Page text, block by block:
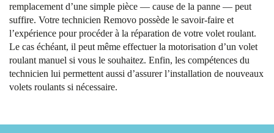
remplacement d’une simple pièce — cause de la panne — peut
suffire. Votre technicien Removo possède le savoir-faire et
l’expérience pour procéder à la réparation de votre volet roulant.
Le cas échéant, il peut même effectuer la motorisation d’un volet
roulant manuel si vous le souhaitez. Enfin, les compétences du
technicien lui permettent aussi d’assurer l’installation de nouveaux
volets roulants si nécessaire.